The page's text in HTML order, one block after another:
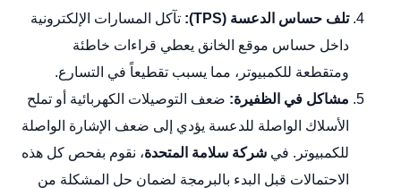
تلف حساس الدعسة (TPS):
تآكل المسارات الإلكترونية
داخل حساس موقع الخانق يعطي قراءات خاطئة
ومتقطعة للكمبيوتر، مما يسبب تقطيعاً في التسارع.
مشاكل في الظفيرة: ضعف التوصيلات الكهربائية أو تملح
الأسلاك الواصلة للدعسة يؤدي إلى ضعف الإشارة الواصلة
للكمبيوتر. في شركة سلامة المتحدة، نقوم بفحص كل هذه
الاحتمالات قبل البدء بالبرمجة لضمان حل المشكلة من